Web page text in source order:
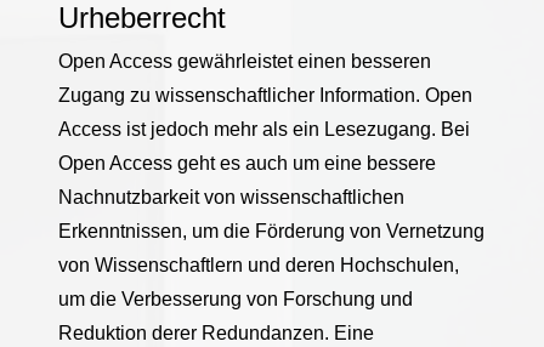
Urheberrecht
Open Access gewährleistet einen besseren
Zugang zu wissenschaftlicher Information. Open
Access ist jedoch mehr als ein Lesezugang. Bei
Open Access geht es auch um eine bessere
Nachnutzbarkeit von wissenschaftlichen
Erkenntnissen, um die Förderung von Vernetzung
von Wissenschaftlern und deren Hochschulen,
um die Verbesserung von Forschung und
Reduktion derer Redundanzen. Eine